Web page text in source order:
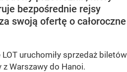
bezpośrednie rejsy
swoją ofertę o całoroczne
uruchomiły sprzedaż biletów
Warszawy do Hanoi.